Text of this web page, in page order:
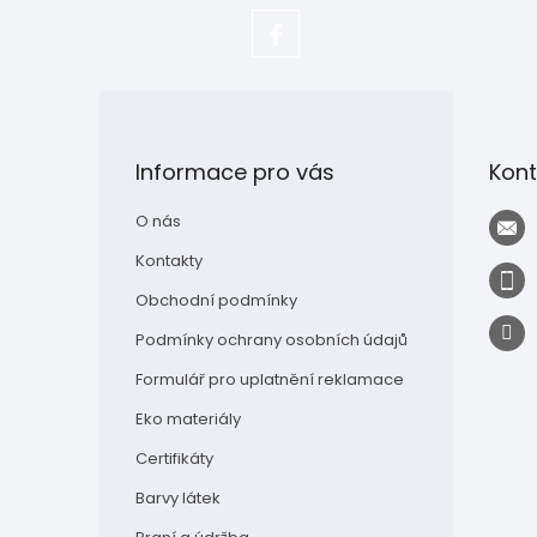
Informace pro vás
O nás
Kontakty
Obchodní podmínky
Podmínky ochrany osobních údajů
Formulář pro uplatnění reklamace
Eko materiály
Certifikáty
Barvy látek